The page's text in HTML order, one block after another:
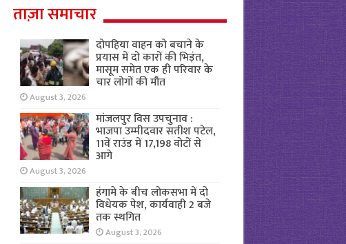
ताज़ा समाचार
दोपहिया वाहन को बचाने के
प्रयास में दो कारों की भिड़ंत,
मासूम समेत एक ही परिवार के
चार लोगों की मौत
August 3, 2026
मांजलपुर विस उपचुनाव :
भाजपा उम्मीदवार सतीश पटेल,
11वें राउंड में 17,198 वोटों से
आगे
August 3, 2026
हंगामे के बीच लोकसभा में दो
विधेयक पेश, कार्यवाही 2 बजे
तक स्थगित
August 3, 2026